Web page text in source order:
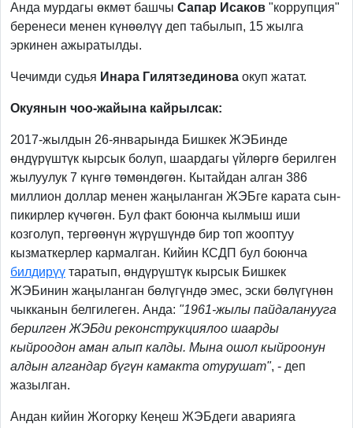
Анда мурдагы өкмөт башчы Сапар Исаков "коррупция"
беренеси менен күнөөлүү деп табылып, 15 жылга
эркинен ажыратылды.
Чечимди судья Инара Гилятзединова окуп жатат.
Окуянын чоо-жайына кайрылсак:
2017-жылдын 26-январында Бишкек ЖЭБинде
өндүрүштүк кырсык болуп, шаардагы үйлөргө берилген
жылуулук 7 күнгө төмөндөгөн. Кытайдан алган 386
миллион доллар менен жаңыланган ЖЭБге карата сын-
пикирлер күчөгөн. Бул факт боюнча кылмыш иши
козголуп, тергөөнүн жүрүшүндө бир топ жооптуу
кызматкерлер кармалган. Кийин КСДП бул боюнча
билдирүү таратып, өндүрүштүк кырсык Бишкек
ЖЭБинин жаңыланган бөлүгүндө эмес, эски бөлүгүнөн
чыкканын белгилеген. Анда: "1961-жылы пайдаланууга
берилген ЖЭБди реконструкциялоо шаарды
кыйроодон аман алып калды. Мына ошол кыйроонун
алдын алгандар бүгүн камакта отурушат", - деп
жазылган.
Андан кийин Жогорку Кеңеш ЖЭБдеги аварияга